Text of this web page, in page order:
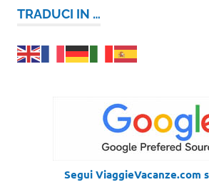
TRADUCI IN …
Segui ViaggieVacanze.com